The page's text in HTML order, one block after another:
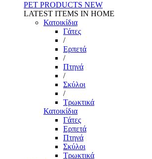
PET PRODUCTS NEW
LATEST ITEMS IN HOME
Κατοικίδια
Γάτες
/
Ερπετά
/
Πτηνά
/
Σκύλοι
/
Τρωκτικά
Κατοικίδια
Γάτες
Ερπετά
Πτηνά
Σκύλοι
Τρωκτικά